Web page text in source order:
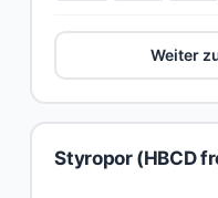
Weiter
Styropor (HBCD